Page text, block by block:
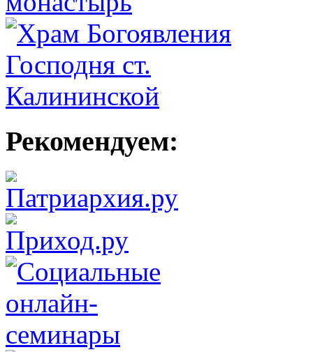
Рекомендуем: